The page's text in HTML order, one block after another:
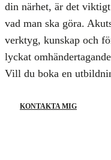
din närhet, är det
vad man ska göra.
verktyg, kunskap och
lyckat
Vill du boka en
KONTAKTA MIG